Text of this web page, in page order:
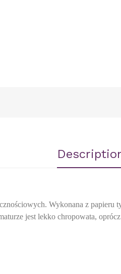
Wykonana z papieru
jest lekko chropowata,